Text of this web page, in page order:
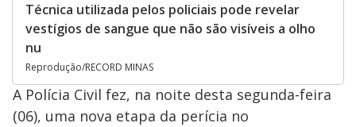
Técnica utilizada pelos policiais pode revelar
vestígios de sangue que não são visíveis a olho
nu
Reprodução/RECORD MINAS
A Polícia Civil fez, na noite desta segunda-feira
(06), uma nova etapa da perícia no